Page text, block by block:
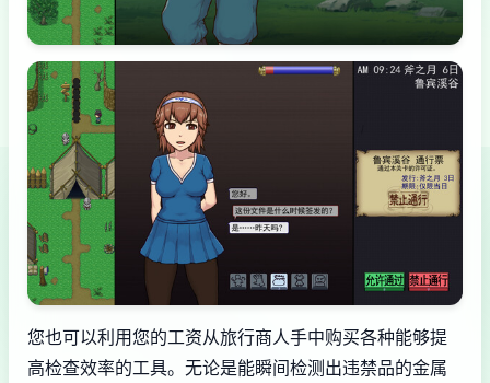
您也可以利用您的工资从旅行商人手中购买各种能够提
高检查效率的工具。无论是能瞬间检测出违禁品的金属